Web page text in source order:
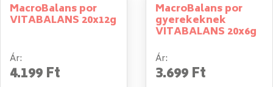
MacroBalans por
VITABALANS 20x12g
Ár:
4.199 Ft
MacroBalans por
gyerekeknek
VITABALANS 20x6g
Ár:
3.699 Ft